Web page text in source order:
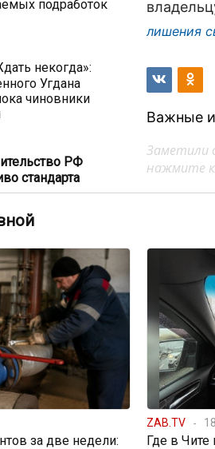
подработок
некогда»:
Угдана
чиновники
РФ
стандарта
бум
прошла с 1
зарплат
округе
попали под
лишения
Важные
Заметили
нажмите
за две недели:
ZAB.TV
Где в Чите